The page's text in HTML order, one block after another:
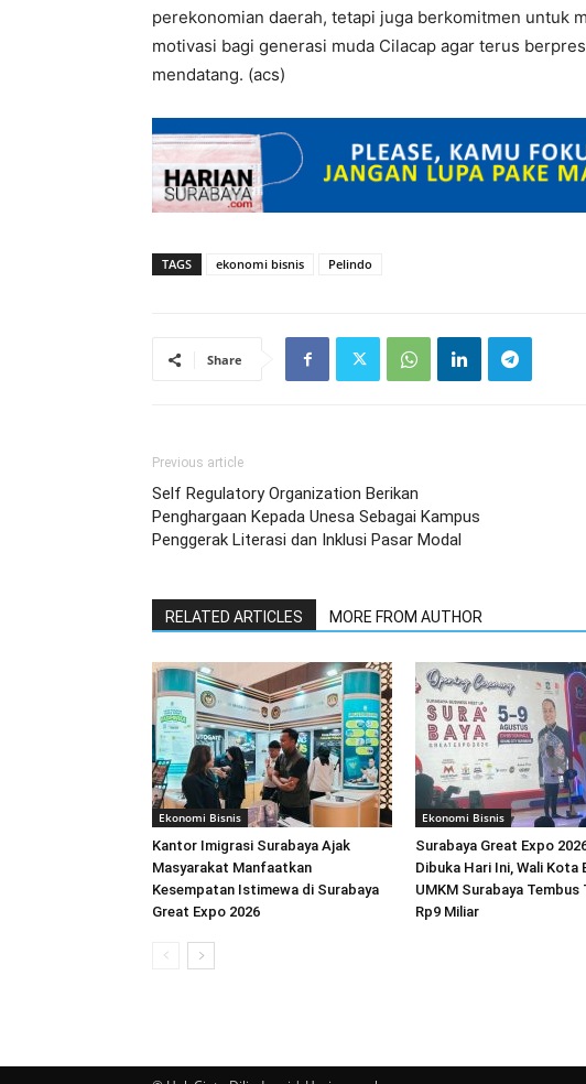
perekonomian daerah, tetapi juga berkomitmen untuk
motivasi bagi generasi muda Cilacap agar terus
mendatang. (acs)
TAGS ekonomi bisnis Pelindo
Share
Previous article
Self Regulatory Organization Berikan
Penghargaan Kepada Unesa Sebagai Kampus
Penggerak Literasi dan Inklusi Pasar Modal
RELATED ARTICLES MORE FROM AUTHOR
Ekonomi Bisnis
Kantor Imigrasi Surabaya Ajak
Masyarakat Manfaatkan
Kesempatan Istimewa di Surabaya
Great Expo 2026
Ekonomi Bisnis
Surabaya Great Expo
Dibuka Hari Ini, Wali Kota
UMKM Surabaya Tembus
Rp9 Miliar